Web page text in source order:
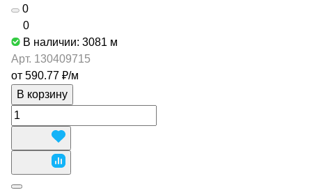
0
0
В наличии: 3081 м
Арт. 130409715
от 590.77 ₽/м
В корзину